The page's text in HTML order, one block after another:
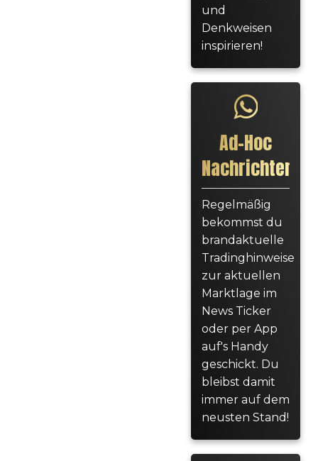
und
Denkweisen
inspirieren!
Ad-Hoc
Nachrichten
Regelmäßig
bekommst du
brandaktuelle
Tradinghinweise
zur aktuellen
Marktlage im
News Ticker
oder per App
auf's Handy
geschickt. Du
bleibst damit
immer auf dem
neusten Stand!